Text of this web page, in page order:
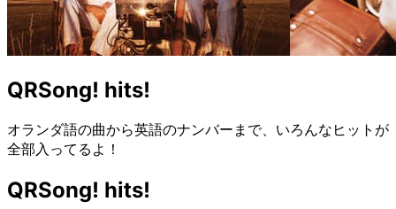
QRSong! hits!
オランダ語の曲から英語のナンバーまで、いろんなヒットが
全部入ってるよ！
QRSong! hits!